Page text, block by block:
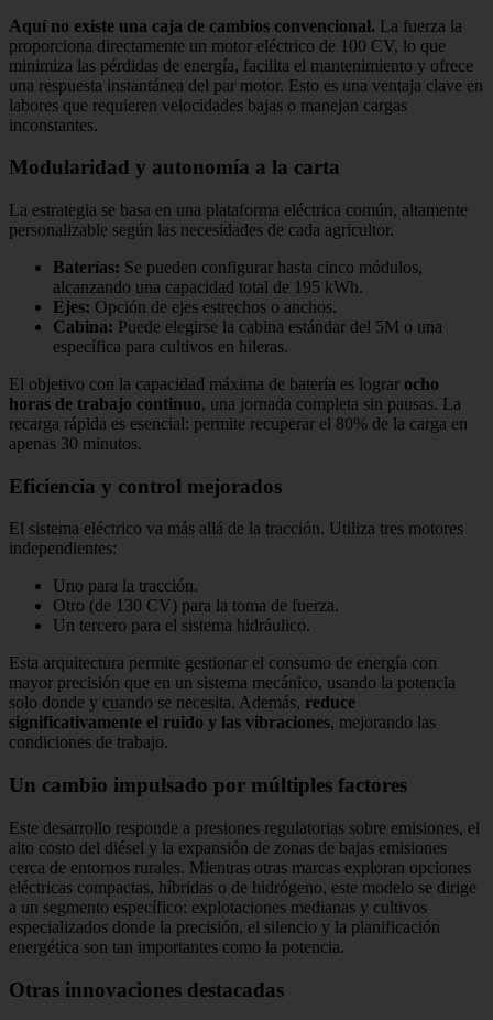
Aquí no existe una caja de cambios convencional. La fuerza la
proporciona directamente un motor eléctrico de 100 CV, lo que
minimiza las pérdidas de energía, facilita el mantenimiento y ofrece
una respuesta instantánea del par motor. Esto es una ventaja clave en
labores que requieren velocidades bajas o manejan cargas
inconstantes.
Modularidad y autonomía a la carta
La estrategia se basa en una plataforma eléctrica común, altamente
personalizable según las necesidades de cada agricultor.
Baterías: Se pueden configurar hasta cinco módulos,
alcanzando una capacidad total de 195 kWh.
Ejes: Opción de ejes estrechos o anchos.
Cabina: Puede elegirse la cabina estándar del 5M o una
específica para cultivos en hileras.
El objetivo con la capacidad máxima de batería es lograr ocho
horas de trabajo continuo, una jornada completa sin pausas. La
recarga rápida es esencial: permite recuperar el 80% de la carga en
apenas 30 minutos.
Eficiencia y control mejorados
El sistema eléctrico va más allá de la tracción. Utiliza tres motores
independientes:
Uno para la tracción.
Otro (de 130 CV) para la toma de fuerza.
Un tercero para el sistema hidráulico.
Esta arquitectura permite gestionar el consumo de energía con
mayor precisión que en un sistema mecánico, usando la potencia
solo donde y cuando se necesita. Además, reduce
significativamente el ruido y las vibraciones, mejorando las
condiciones de trabajo.
Un cambio impulsado por múltiples factores
Este desarrollo responde a presiones regulatorias sobre emisiones, el
alto costo del diésel y la expansión de zonas de bajas emisiones
cerca de entornos rurales. Mientras otras marcas exploran opciones
eléctricas compactas, híbridas o de hidrógeno, este modelo se dirige
a un segmento específico: explotaciones medianas y cultivos
especializados donde la precisión, el silencio y la planificación
energética son tan importantes como la potencia.
Otras innovaciones destacadas